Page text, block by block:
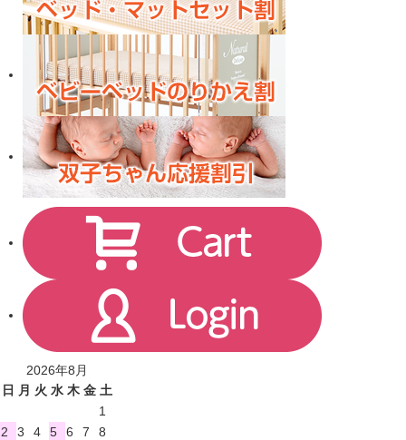
2026年8月
日
月 火 水 木 金 土
1
2
3 4 5 6 7 8